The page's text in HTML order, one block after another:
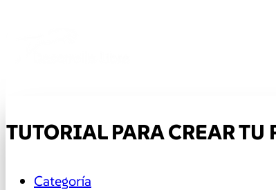
TUTORIAL PARA CREAR
Categoría